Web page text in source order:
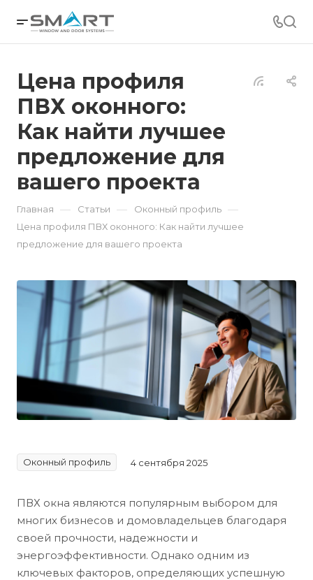
Цена профиля
ПВХ оконного:
Как найти лучшее
предложение для
вашего проекта
Главная — Статьи — Оконный профиль —
Цена профиля ПВХ оконного: Как найти лучшее
предложение для вашего проекта
Оконный профиль 4 сентября 2025
ПВХ окна являются популярным выбором для
многих бизнесов и домовладельцев благодаря
своей прочности, надежности и
энергоэффективности. Однако одним из
ключевых факторов, определяющих успешную